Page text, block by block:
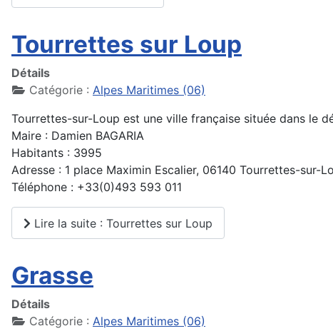
Tourrettes sur Loup
Détails
Catégorie : Alpes Maritimes (06)
Tourrettes-sur-Loup est une ville française située dans le
Maire : Damien BAGARIA
Habitants : 3995
Adresse : 1 place Maximin Escalier, 06140 Tourrettes-sur-
Téléphone : +33(0)493 593 011
Lire la suite : Tourrettes sur Loup
Grasse
Détails
Catégorie : Alpes Maritimes (06)